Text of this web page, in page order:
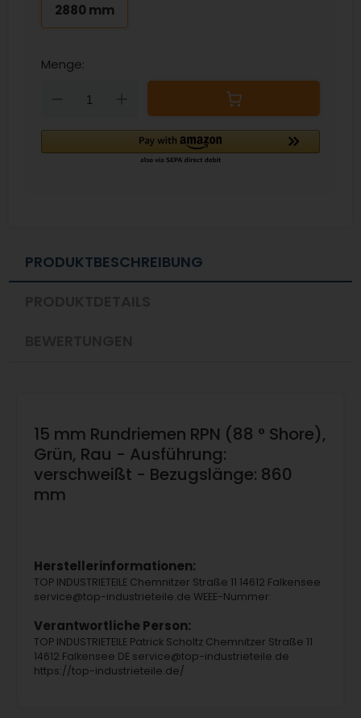
2880 mm
Menge:
Down
PRODUKTBESCHREIBUNG
15 mm Rundriemen RPN (88 ° Shore),
Grün, Rau - Ausführung:
verschweißt - Bezugslänge: 860
mm
Herstellerinformationen:
TOP INDUSTRIETEILE Chemnitzer Straße 11 14612 Falkensee
service@top-industrieteile.de WEEE-Nummer:
Verantwortliche Person:
TOP INDUSTRIETEILE Patrick Scholtz Chemnitzer Straße 11
14612 Falkensee DE service@top-industrieteile.de
https://top-industrieteile.de/